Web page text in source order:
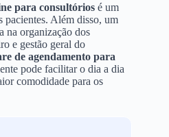
para consultórios é um
pacientes. Além disso, um
na organização dos
e gestão geral do
de agendamento para
pode facilitar o dia a dia
comodidade para os